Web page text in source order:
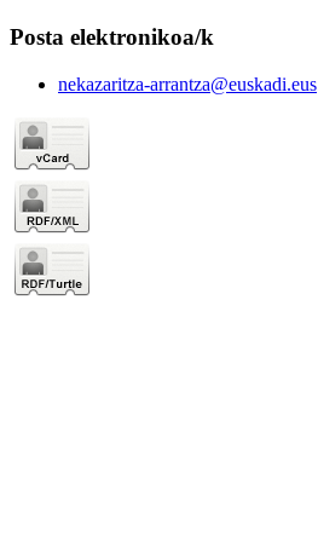
Posta elektronikoa/k
nekazaritza-arrantza@euskadi.eus